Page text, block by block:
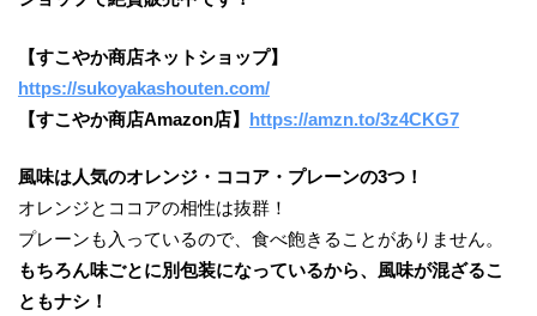
【すこやか商店ネットショップ】
https://sukoyakashouten.com/
【すこやか商店Amazon店】 https://amzn.to/3z4CKG7
風味は人気のオレンジ・ココア・プレーンの3つ！
オレンジとココアの相性は抜群！
プレーンも入っているので、食べ飽きることがありません。
もちろん味ごとに別包装になっているから、風味が混ざるこ
ともナシ！